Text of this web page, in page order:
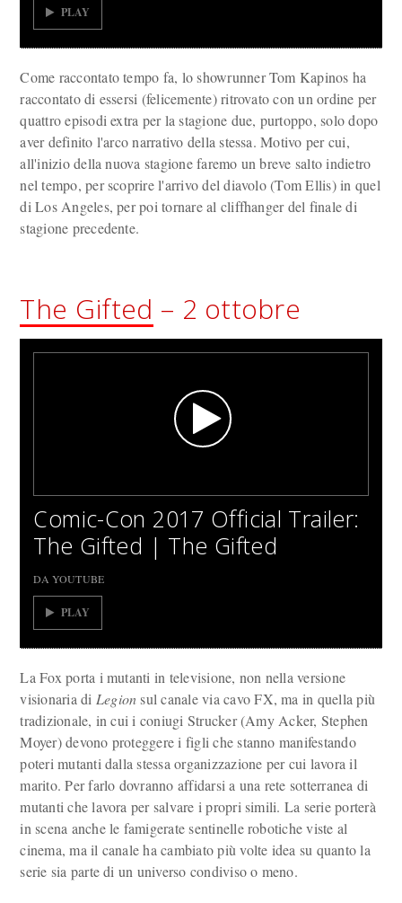
PLAY
Come raccontato tempo fa, lo showrunner Tom Kapinos ha
raccontato di essersi (felicemente) ritrovato con un ordine per
quattro episodi extra per la stagione due, purtoppo, solo dopo
aver definito l'arco narrativo della stessa. Motivo per cui,
all'inizio della nuova stagione faremo un breve salto indietro
nel tempo, per scoprire l'arrivo del diavolo (Tom Ellis) in quel
di Los Angeles, per poi tornare al cliffhanger del finale di
stagione precedente.
The Gifted – 2 ottobre
Comic-Con 2017 Official Trailer:
The Gifted | The Gifted
DA YOUTUBE
PLAY
La Fox porta i mutanti in televisione, non nella versione
visionaria di Legionsul canale via cavo FX, ma in quella più
tradizionale, in cui i coniugi Strucker (Amy Acker, Stephen
Moyer) devono proteggere i figli che stanno manifestando
poteri mutanti dalla stessa organizzazione per cui lavora il
marito. Per farlo dovranno affidarsi a una rete sotterranea di
mutanti che lavora per salvare i propri simili. La serie porterà
in scena anche le famigerate sentinelle robotiche viste al
cinema, ma il canale ha cambiato più volte idea su quanto la
serie sia parte di un universo condiviso o meno.